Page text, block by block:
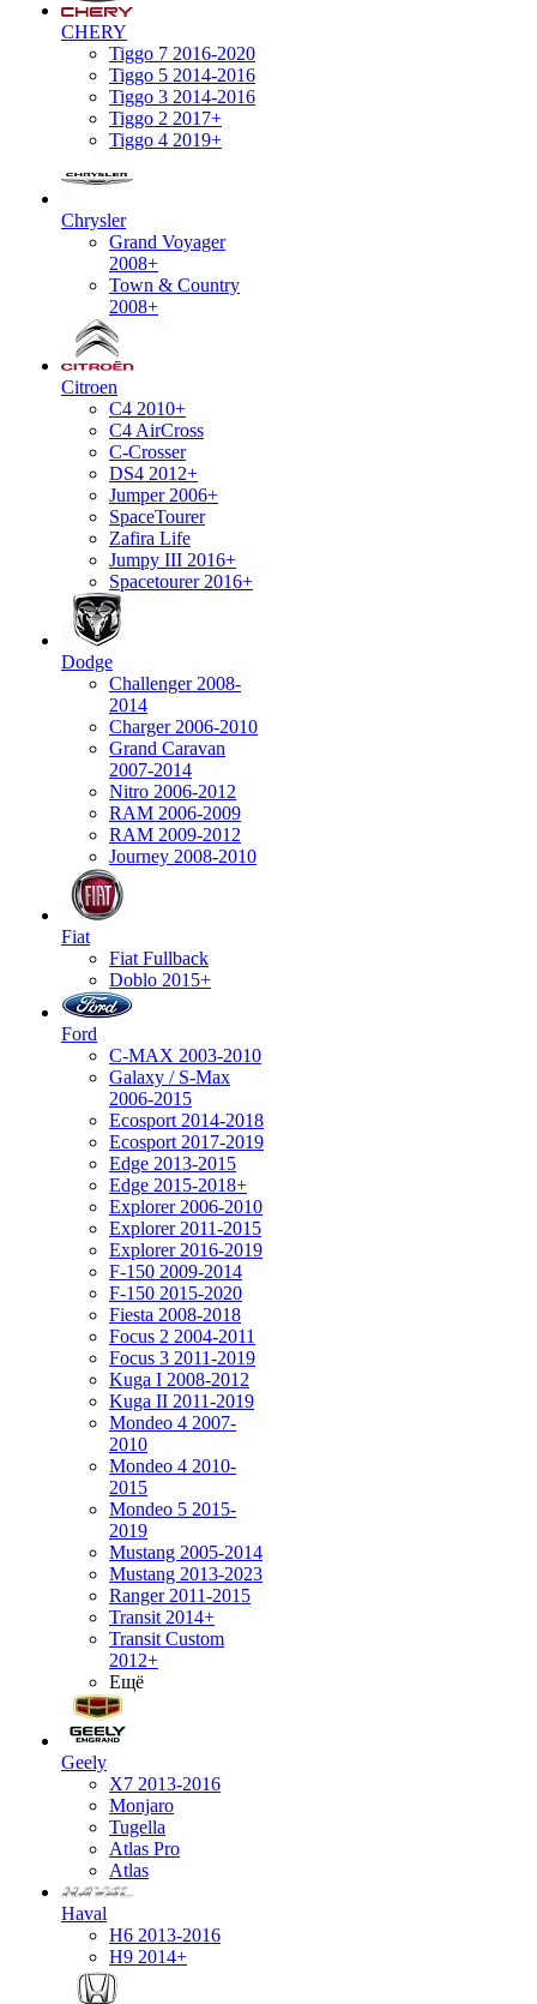
CHERY
Tiggo 7 2016-2020
Tiggo 5 2014-2016
Tiggo 3 2014-2016
Tiggo 2 2017+
Tiggo 4 2019+
Chrysler
Grand Voyager
2008+
Town & Country
2008+
Citroen
C4 2010+
C4 AirCross
C-Crosser
DS4 2012+
Jumper 2006+
SpaceTourer
Zafira Life
Jumpy III 2016+
Spacetourer 2016+
Dodge
Challenger 2008-
2014
Charger 2006-2010
Grand Caravan
2007-2014
Nitro 2006-2012
RAM 2006-2009
RAM 2009-2012
Journey 2008-2010
Fiat
Fiat Fullback
Doblo 2015+
Ford
C-MAX 2003-2010
Galaxy / S-Max
2006-2015
Ecosport 2014-2018
Ecosport 2017-2019
Edge 2013-2015
Edge 2015-2018+
Explorer 2006-2010
Explorer 2011-2015
Explorer 2016-2019
F-150 2009-2014
F-150 2015-2020
Fiesta 2008-2018
Focus 2 2004-2011
Focus 3 2011-2019
Kuga I 2008-2012
Kuga II 2011-2019
Mondeo 4 2007-
2010
Mondeo 4 2010-
2015
Mondeo 5 2015-
2019
Mustang 2005-2014
Mustang 2013-2023
Ranger 2011-2015
Transit 2014+
Transit Custom
2012+
Ещё
Geely
X7 2013-2016
Monjaro
Tugella
Atlas Pro
Atlas
Haval
H6 2013-2016
H9 2014+